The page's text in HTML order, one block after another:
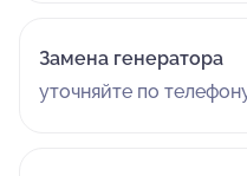
Замена генератора
уточняйте по